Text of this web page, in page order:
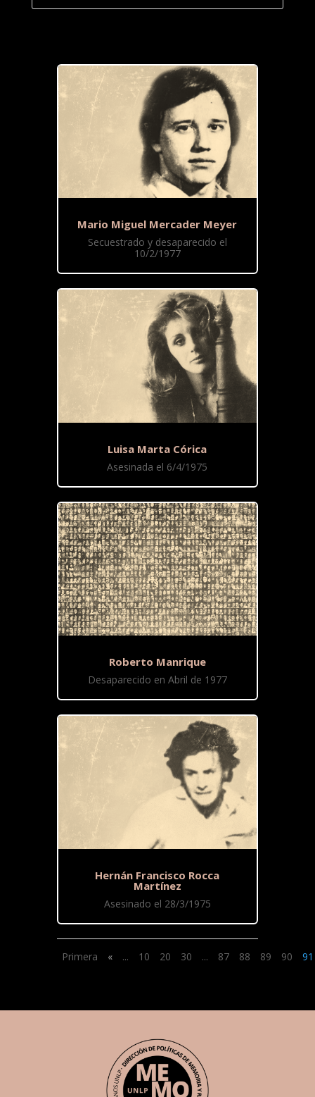
Mario Miguel Mercader Meyer
Secuestrado y desaparecido el
10/2/1977
Luisa Marta Córica
Asesinada el 6/4/1975
Roberto Manrique
Desaparecido en Abril de 1977
Hernán Francisco Rocca
Martínez
Asesinado el 28/3/1975
Primera « ... 10 20 30 ... 87 88 89 90 91